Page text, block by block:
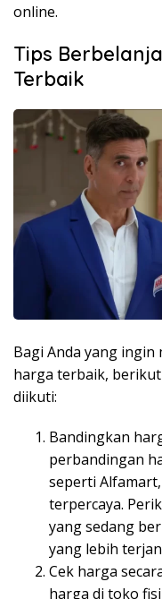
online.
Tips
Terbaik
Bagi Anda yang
harga terbaik,
diikuti:
Bandingkan
perbandingan
seperti
terpercaya.
yang sedang
yang lebih
Cek harga
harga di toko